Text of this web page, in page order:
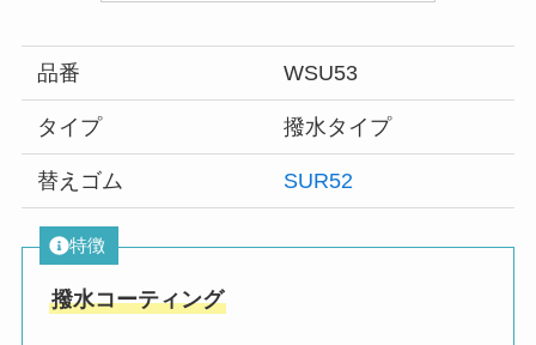
品番 WSU53
タイプ 撥水タイプ
替えゴム SUR52
特徴
撥水コーティング